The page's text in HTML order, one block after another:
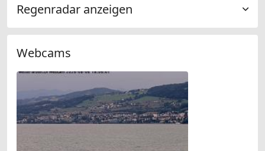
Regenradar anzeigen
Webcams